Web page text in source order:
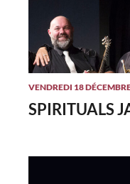
VENDREDI 18
SPIRITUALS